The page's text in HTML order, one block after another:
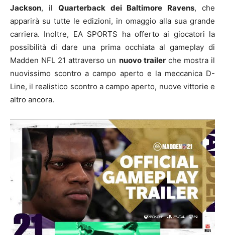
Jackson, il Quarterback dei Baltimore Ravens, che
apparirà su tutte le edizioni, in omaggio alla sua grande
carriera. Inoltre, EA SPORTS ha offerto ai giocatori la
possibilità di dare una prima occhiata al gameplay di
Madden NFL 21 attraverso un nuovo trailerche mostra il
nuovissimo scontro a campo aperto e la meccanica D-
Line, il realistico scontro a campo aperto, nuove vittorie e
altro ancora.